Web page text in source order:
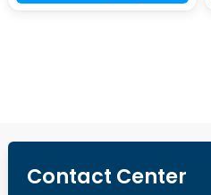
Contact Center